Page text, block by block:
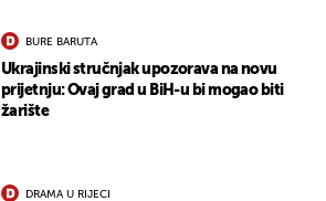
BURE BARUTA
Ukrajinski stručnjak upozorava na novu
prijetnju: Ovaj grad u BiH-u bi mogao biti
žarište
DRAMA U RIJECI